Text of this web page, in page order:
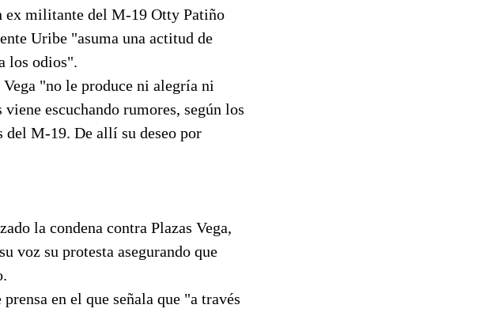
ex militante del M-19 Otty Patiño
Uribe "asuma una actitud de
los odios".
"no le produce ni alegría ni
escuchando rumores, según los
del M-19. De allí su deseo por
la condena contra Plazas Vega,
voz su protesta asegurando que
en el que señala que "a través